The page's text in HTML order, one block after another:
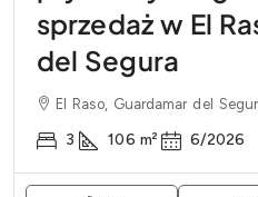
sprzedaż w El
del Segura
El Raso, Guardamar del
3 106 m² 6/2026